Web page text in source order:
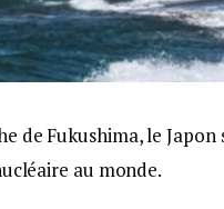
de Fukushima, le
au monde.